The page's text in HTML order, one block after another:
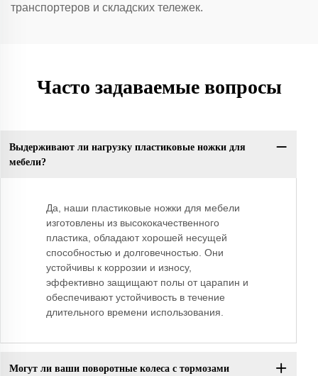
транспортеров и складских тележек.
Часто задаваемые вопросы
Выдерживают ли нагрузку пластиковые ножки для
мебели?
Да, наши пластиковые ножки для мебели
изготовлены из высококачественного
пластика, обладают хорошей несущей
способностью и долговечностью. Они
устойчивы к коррозии и износу,
эффективно защищают полы от царапин и
обеспечивают устойчивость в течение
длительного времени использования.
Могут ли ваши поворотные колеса с тормозами